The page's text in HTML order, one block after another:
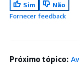
Sim
Não
Fornecer feedback
Próximo tópico: